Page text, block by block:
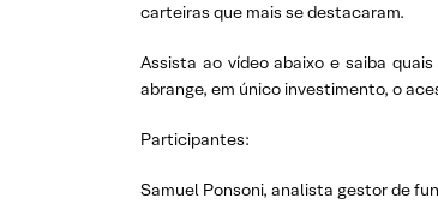
carteiras que mais se destacaram.
Assista ao vídeo abaixo e saiba
abrange, em único investimento, o
Participantes:
Samuel Ponsoni, analista gestor de